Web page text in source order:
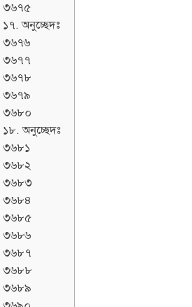
৩৬৭৫
১৭. অনুচ্ছেদঃ
৩৬৭৬
৩৬৭৭
৩৬৭৮
৩৬৭৯
৩৬৮০
১৮. অনুচ্ছেদঃ
৩৬৮১
৩৬৮২
৩৬৮৩
৩৬৮৪
৩৬৮৫
৩৬৮৬
৩৬৮৭
৩৬৮৮
৩৬৮৯